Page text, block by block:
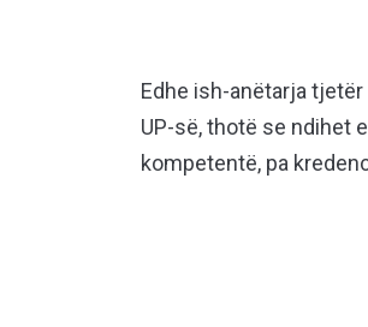
Edhe ish-anëtarja
UP-së, thotë se ndihet
kompetentë, pa